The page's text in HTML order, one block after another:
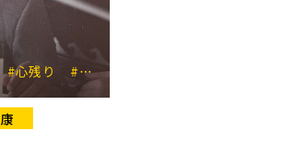
#心残り #ダブルケア